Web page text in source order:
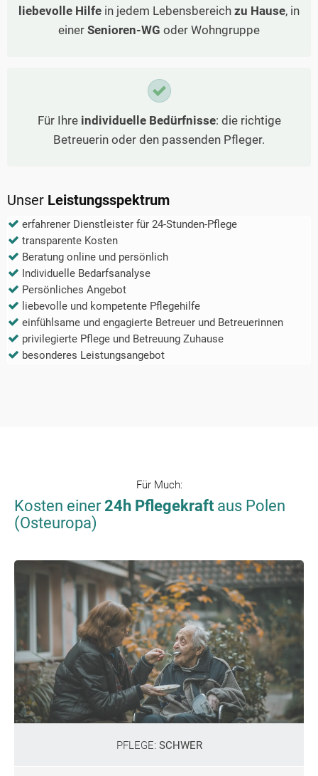
liebevolle Hilfe in jedem Lebensbereich zu Hause, in
einer Senioren-WG oder Wohngruppe
Für Ihre individuelle Bedürfnisse: die richtige
Betreuerin oder den passenden Pfleger.
Unser Leistungsspektrum
erfahrener Dienstleister für 24-Stunden-Pflege
transparente Kosten
Beratung online und persönlich
Individuelle Bedarfsanalyse
Persönliches Angebot
liebevolle und kompetente Pflegehilfe
einfühlsame und engagierte Betreuer und Betreuerinnen
privilegierte Pflege und Betreuung Zuhause
besonderes Leistungsangebot
Für Much:
Kosten einer24h Pflegekraft aus Polen
(Osteuropa)
PFLEGE: SCHWER